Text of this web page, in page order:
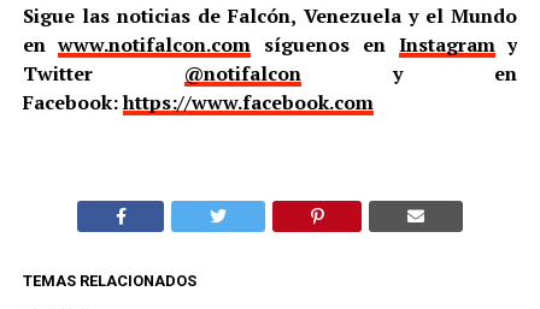
Sigue las noticias de Falcón, Venezuela y el Mundo
enwww.notifalcon.com síguenos en Instagramy
Twitter @notifalcony en
Facebook:https://www.facebook.com
TEMAS RELACIONADOS